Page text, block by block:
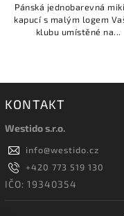
Pánská jednobarevná
kapucí s malým logem
klubu umístěné na...
KONTAKT
Westido s.r.o.
info@westido.cz
+420 773 519 130
IČO: 19340354